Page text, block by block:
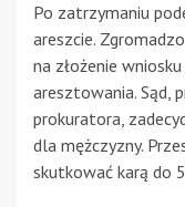
Po zatrzymaniu
areszcie.
na złożenie
aresztowania. Sąd,
prokuratora,
dla mężczyzny.
skutkować karą do